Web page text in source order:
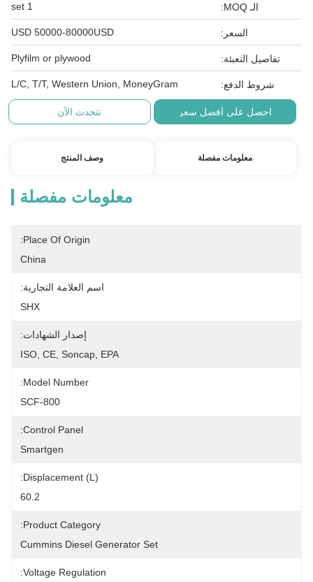
الـ MOQ: 1 set
السعر: USD 50000-80000USD
تفاصيل التعبئة: Plyfilm or plywood
شروط الدفع: L/C, T/T, Western Union, MoneyGram
احصل على أفضل سعر نتحدث الآن
معلومات مفصلة وصف المنتج
معلومات مفصلة
Place Of Origin:
China
اسم العلامة التجارية:
SHX
إصدار الشهادات:
ISO, CE, Soncap, EPA
Model Number:
SCF-800
Control Panel:
Smartgen
Displacement (L):
60.2
Product Category:
Cummins Diesel Generator Set
Voltage Regulation: